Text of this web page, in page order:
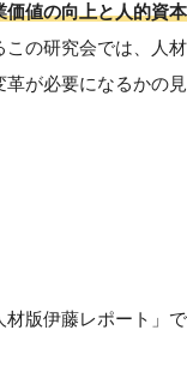
値の向上と人的資
の研究会では、人
が必要になるかの
版伊藤レポート」